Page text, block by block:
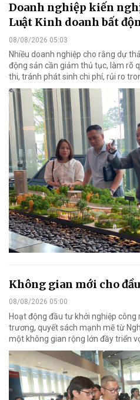
Doanh nghiệp kiến
Luật Kinh doanh bất
08/08/2026 05:03
Nhiều doanh nghiệp cho rằng dự
động sản cần giảm thủ tục, làm rõ
thi, tránh phát sinh chi phí, rủi ro
Không gian mới cho
08/08/2026 05:00
Hoạt động đầu tư khởi nghiệp công
trương, quyết sách mạnh mẽ từ
một không gian rộng lớn đầy triển